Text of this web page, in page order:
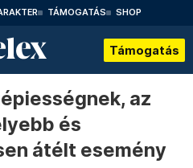
TÁMOGATÁS SHOP
Támogatás
az
és
átélt esemény